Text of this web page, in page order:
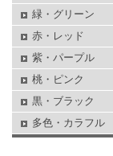
緑・グリーン
赤・レッド
紫・パープル
桃・ピンク
黒・ブラック
多色・カラフル